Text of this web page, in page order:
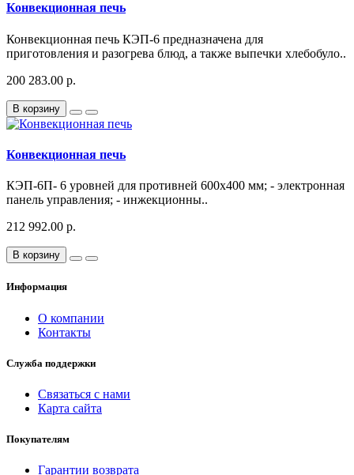
Конвекционная печь
Конвекционная печь КЭП-6 предназначена для
приготовления и разогрева блюд, а также выпечки хлебобуло..
200 283.00 р.
В корзину
Конвекционная печь
КЭП-6П- 6 уровней для противней 600х400 мм; - электронная
панель управления; - инжекционны..
212 992.00 р.
В корзину
Информация
О компании
Контакты
Служба поддержки
Связаться с нами
Карта сайта
Покупателям
Гарантии возврата